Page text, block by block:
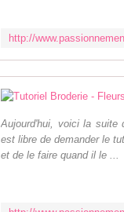
Aujourd'hui, voici la suite
est libre de demander le
et de le faire quand il le ...